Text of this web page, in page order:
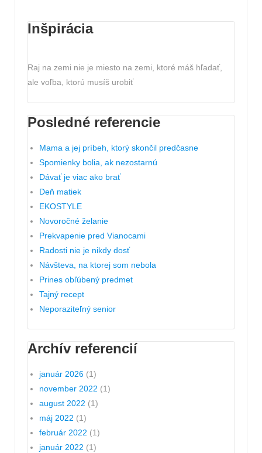
Inšpirácia
Raj na zemi nie je miesto na zemi, ktoré máš hľadať,
ale voľba, ktorú musíš urobiť
Posledné referencie
Mama a jej príbeh, ktorý skončil predčasne
Spomienky bolia, ak nezostarnú
Dávať je viac ako brať
Deň matiek
EKOSTYLE
Novoročné želanie
Prekvapenie pred Vianocami
Radosti nie je nikdy dosť
Návšteva, na ktorej som nebola
Prines obľúbený predmet
Tajný recept
Neporaziteľný senior
Archív referencií
január 2026 (1)
november 2022 (1)
august 2022 (1)
máj 2022 (1)
február 2022 (1)
január 2022 (1)